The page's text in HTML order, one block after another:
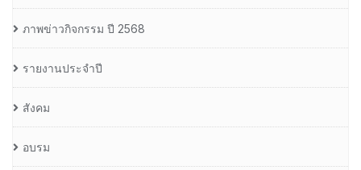
ภาพข่าวกิจกรรม ปี 2568
รายงานประจำปี
สังคม
อบรม